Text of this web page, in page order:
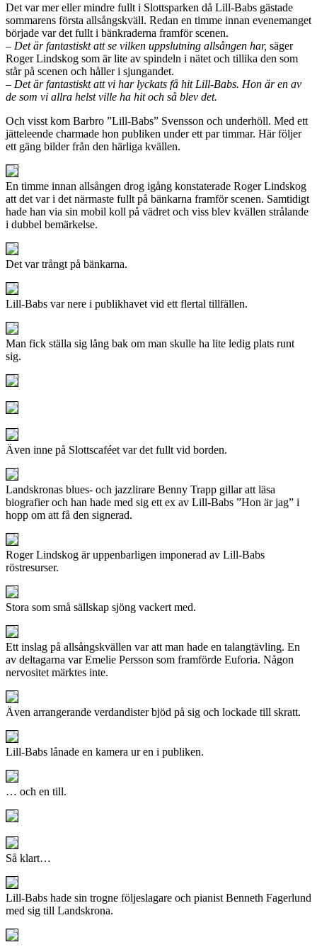
Det var mer eller mindre fullt i Slottsparken då Lill-Babs gästade
sommarens första allsångskväll. Redan en timme innan evenemanget
började var det fullt i bänkraderna framför scenen.
– Det är fantastiskt att se vilken uppslutning allsången har, säger
Roger Lindskog som är lite av spindeln i nätet och tillika den som
står på scenen och håller i sjungandet.
– Det är fantastiskt att vi har lyckats få hit Lill-Babs. Hon är en av
de som vi allra helst ville ha hit och så blev det.
Och visst kom Barbro ”Lill-Babs” Svensson och underhöll. Med ett
jätteleende charmade hon publiken under ett par timmar. Här följer
ett gäng bilder från den härliga kvällen.
En timme innan allsången drog igång konstaterade Roger Lindskog
att det var i det närmaste fullt på bänkarna framför scenen. Samtidigt
hade han via sin mobil koll på vädret och viss blev kvällen strålande
i dubbel bemärkelse.
Det var trångt på bänkarna.
Lill-Babs var nere i publikhavet vid ett flertal tillfällen.
Man fick ställa sig lång bak om man skulle ha lite ledig plats runt
sig.
Även inne på Slottscaféet var det fullt vid borden.
Landskronas blues- och jazzlirare Benny Trapp gillar att läsa
biografier och han hade med sig ett ex av Lill-Babs ”Hon är jag” i
hopp om att få den signerad.
Roger Lindskog är uppenbarligen imponerad av Lill-Babs
röstresurser.
Stora som små sällskap sjöng vackert med.
Ett inslag på allsångskvällen var att man hade en talangtävling. En
av deltagarna var Emelie Persson som framförde Euforia. Någon
nervositet märktes inte.
Även arrangerande verdandister bjöd på sig och lockade till skratt.
Lill-Babs lånade en kamera ur en i publiken.
… och en till.
Så klart…
Lill-Babs hade sin trogne följeslagare och pianist Benneth Fagerlund
med sig till Landskrona.